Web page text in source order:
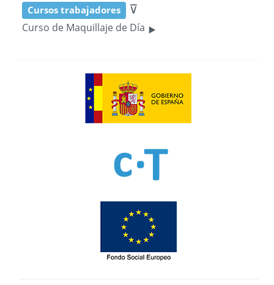
Cursos trabajadores ⊽
Curso de Maquillaje de Día ‣